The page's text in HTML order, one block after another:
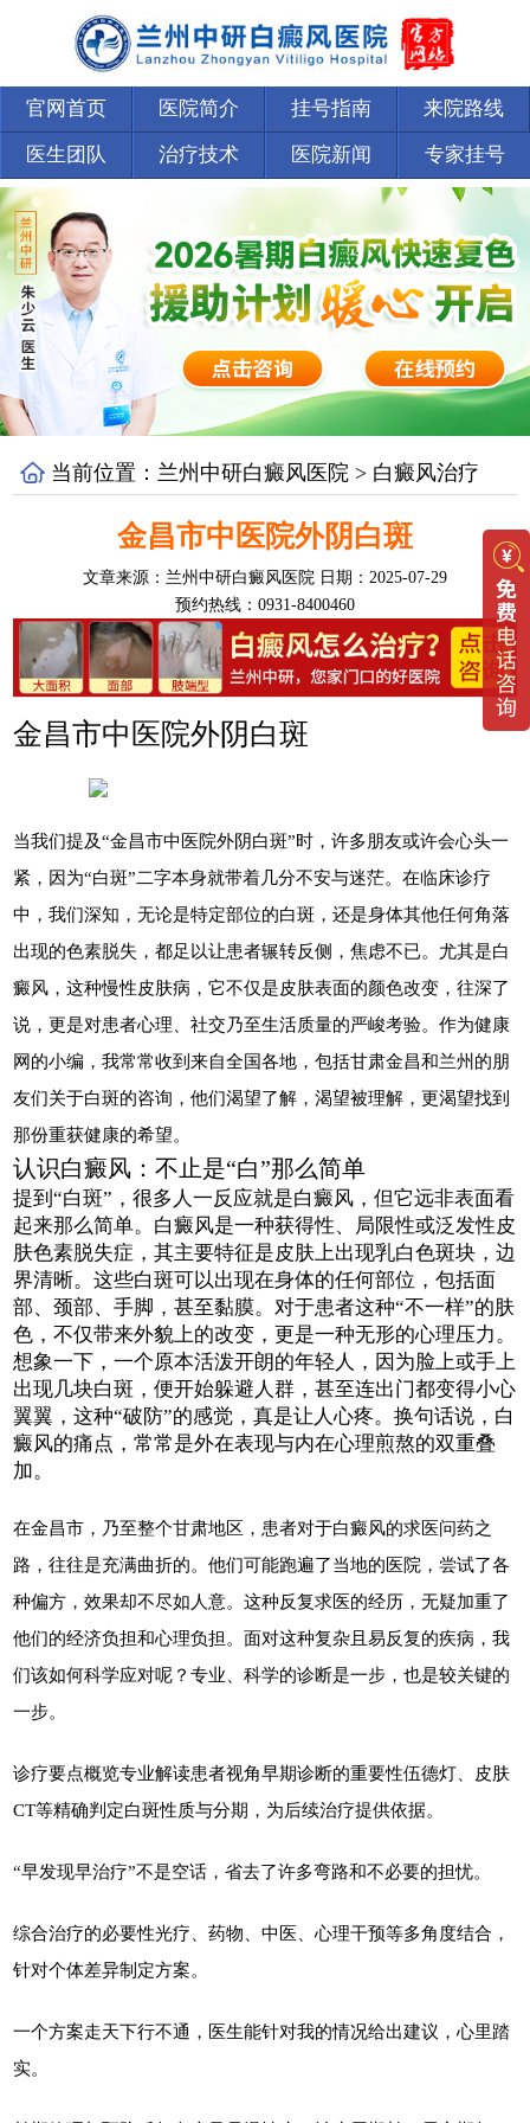
官网首页 医院简介 挂号指南 来院路线
医生团队 治疗技术 医院新闻 专家挂号
当前位置： 兰州中研白癜风医院 > 白癜风治疗
金昌市中医院外阴白斑
文章来源： 兰州中研白癜风医院 日期：2025-07-29
预约热线：0931-8400460
金昌市中医院外阴白斑
当我们提及“金昌市中医院外阴白斑”时，许多朋友或许会心头一
紧，因为“白斑”二字本身就带着几分不安与迷茫。在临床诊疗
中，我们深知，无论是特定部位的白斑，还是身体其他任何角落
出现的色素脱失，都足以让患者辗转反侧，焦虑不已。尤其是白
癜风，这种慢性皮肤病，它不仅是皮肤表面的颜色改变，往深了
说，更是对患者心理、社交乃至生活质量的严峻考验。作为健康
网的小编，我常常收到来自全国各地，包括甘肃金昌和兰州的朋
友们关于白斑的咨询，他们渴望了解，渴望被理解，更渴望找到
那份重获健康的希望。
认识白癜风：不止是“白”那么简单
提到“白斑”，很多人一反应就是白癜风，但它远非表面看
起来那么简单。白癜风是一种获得性、局限性或泛发性皮
肤色素脱失症，其主要特征是皮肤上出现乳白色斑块，边
界清晰。这些白斑可以出现在身体的任何部位，包括面
部、颈部、手脚，甚至黏膜。对于患者这种“不一样”的肤
色，不仅带来外貌上的改变，更是一种无形的心理压力。
想象一下，一个原本活泼开朗的年轻人，因为脸上或手上
出现几块白斑，便开始躲避人群，甚至连出门都变得小心
翼翼，这种“破防”的感觉，真是让人心疼。换句话说，白
癜风的痛点，常常是外在表现与内在心理煎熬的双重叠
加。
在金昌市，乃至整个甘肃地区，患者对于白癜风的求医问药之
路，往往是充满曲折的。他们可能跑遍了当地的医院，尝试了各
种偏方，效果却不尽如人意。这种反复求医的经历，无疑加重了
他们的经济负担和心理负担。面对这种复杂且易反复的疾病，我
们该如何科学应对呢？专业、科学的诊断是一步，也是较关键的
一步。
诊疗要点概览专业解读患者视角早期诊断的重要性伍德灯、皮肤
CT等精确判定白斑性质与分期，为后续治疗提供依据。
“早发现早治疗”不是空话，省去了许多弯路和不必要的担忧。
综合治疗的必要性光疗、药物、中医、心理干预等多角度结合，
针对个体差异制定方案。
一个方案走天下行不通，医生能针对我的情况给出建议，心里踏
实。